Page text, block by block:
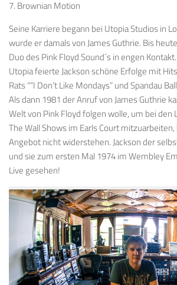
7. Brownian Motion
Seine Karriere begann bei UtopiaStudiosin
wurde er damals vonJamesGuthrie. Bis
DuodesPink FloydSound´s in engen Kontakt.
Utopia feierte Jackson schöne Erfolge mit
Rats““I Don’t Like Mondays”undSpandau
Als dann 1981 derAnrufvonJamesGuthrie
Weltvon Pink Floydfolgen wolle, um bei den
The Wall Shows im Earls Courtmitzuarbeiten,
Angebotnicht widerstehen. Jackson der
und sie zumersten Mal 1974 im Wembley
Live gesehen!